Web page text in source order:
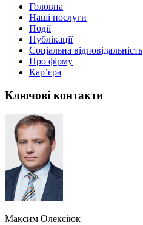
Головна
Наші послуги
Події
Публікації
Соціальна відповідальність
Про фiрму
Кар’єра
Ключові контакти
Максим Олексiюк